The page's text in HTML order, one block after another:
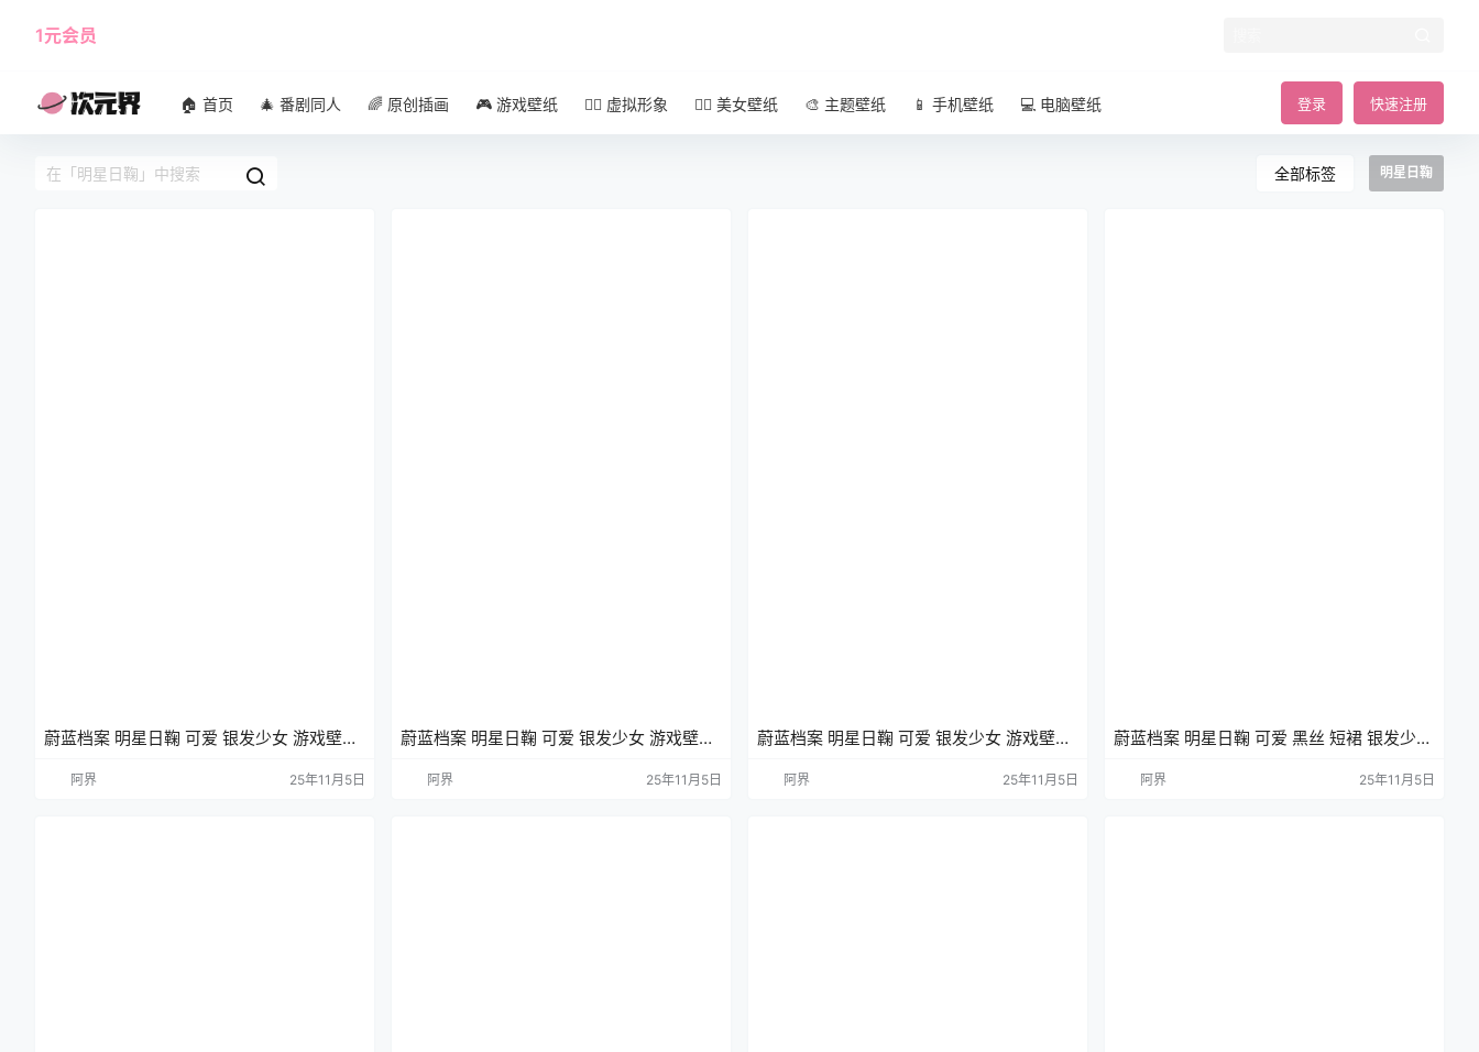
1元会员
登录 快速注册
🏠 首页 🎄 番剧同人 🌈 原创插画 🎮 游戏壁纸 🧚‍♀️ 虚拟形象 🧜‍♀️ 美女壁纸 🎨 主题壁纸 📱 手机壁纸 💻 电脑壁纸
全部标签 明星日鞠
蔚蓝档案 明星日鞠 可爱 银发少女 游戏壁纸
阿界 25年11月5日
蔚蓝档案 明星日鞠 可爱 银发少女 游戏壁纸
阿界 25年11月5日
蔚蓝档案 明星日鞠 可爱 银发少女 游戏壁纸
阿界 25年11月5日
蔚蓝档案 明星日鞠 可爱 黑丝 短裙 银发少女
阿界 25年11月5日